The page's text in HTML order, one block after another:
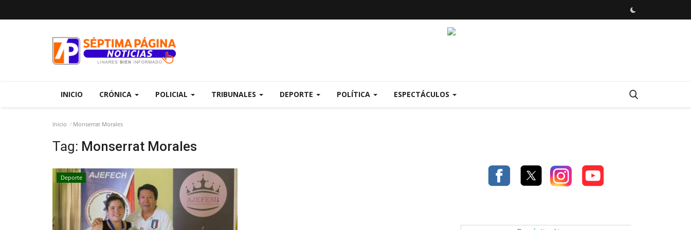
INICIO CRÓNICA POLICIAL TRIBUNALES DEPORTE POLÍTICA ESPECTÁCULOS
Inicio Monserrat Morales
Tag: Monserrat Morales
Deporte